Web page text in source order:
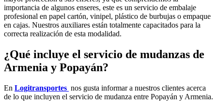
importancia de algunos enseres, este es un servicio de embalaje
profesional en papel cartón, vinipel, plástico de burbujas o empaque
en cajas. Nuestros auxiliares están totalmente capacitados para la
correcta realización de esta modalidad.
¿Qué incluye el servicio de mudanzas de
Armenia y Popayán?
En Logitransportes nos gusta informar a nuestros clientes acerca
de lo que incluyen el servicio de mudanza entre Popayán y Armenia.